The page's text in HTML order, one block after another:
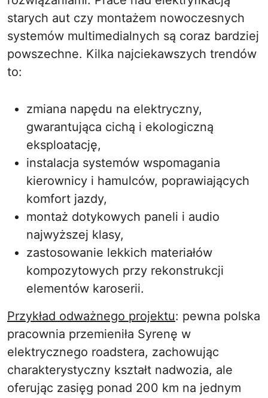
starych aut czy montażem nowoczesnych
systemów multimedialnych są coraz bardziej
powszechne. Kilka najciekawszych trendów
to:
zmiana napędu na elektryczny,
gwarantująca cichą i ekologiczną
eksploatację,
instalacja systemów wspomagania
kierownicy i hamulców, poprawiających
komfort jazdy,
montaż dotykowych paneli i audio
najwyższej klasy,
zastosowanie lekkich materiałów
kompozytowych przy rekonstrukcji
elementów karoserii.
Przykład odważnego projektu: pewna polska
pracownia przemieniła Syrenę w
elektrycznego roadstera, zachowując
charakterystyczny kształt nadwozia, ale
oferując zasięg ponad 200 km na jednym